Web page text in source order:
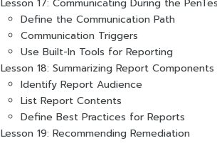
Define the Communication Path
Communication Triggers
Use Built-In Tools for Reporting
Lesson 18: Summarizing Report Components
Identify Report Audience
List Report Contents
Define Best Practices for Reports
Lesson 19: Recommending Remediation